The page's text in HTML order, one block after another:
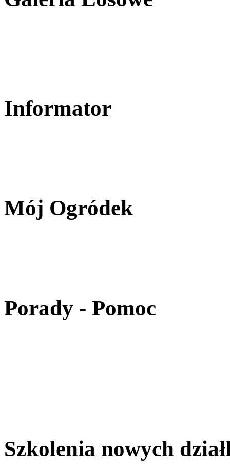
Informator
Mój Ogródek
Porady - Pomoc
Szkolenia nowych